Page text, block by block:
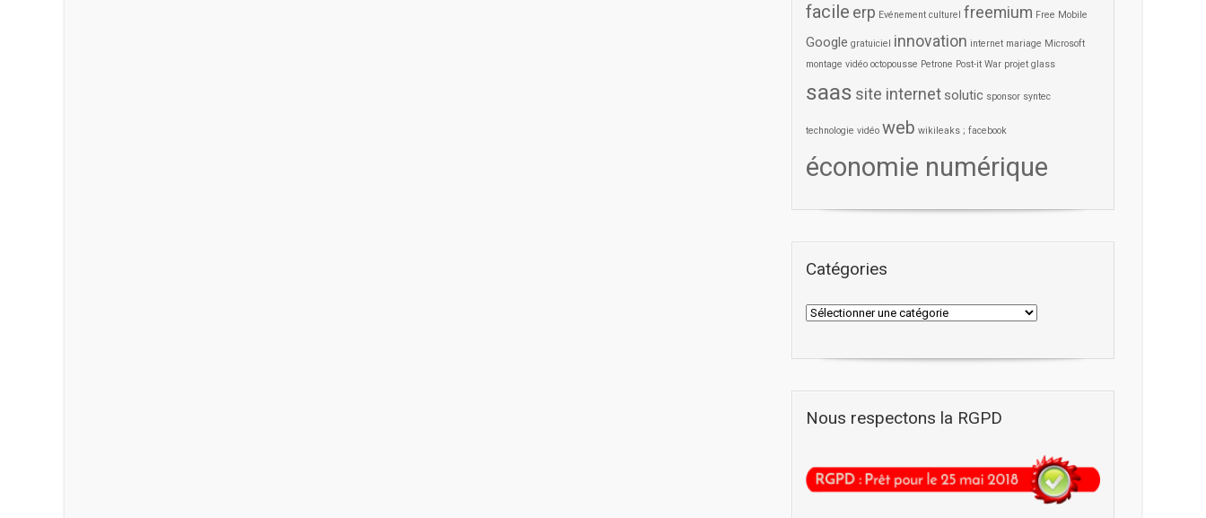
facile erp Evénement culturel freemium Free Mobile
Google gratuiciel innovation internet mariage Microsoft
montage vidéo octopousse Petrone Post-it War projet glass
saas site internet solutic sponsor syntec
technologie vidéo web wikileaks ; facebook
économie numérique
Catégories
Nous respectons la RGPD